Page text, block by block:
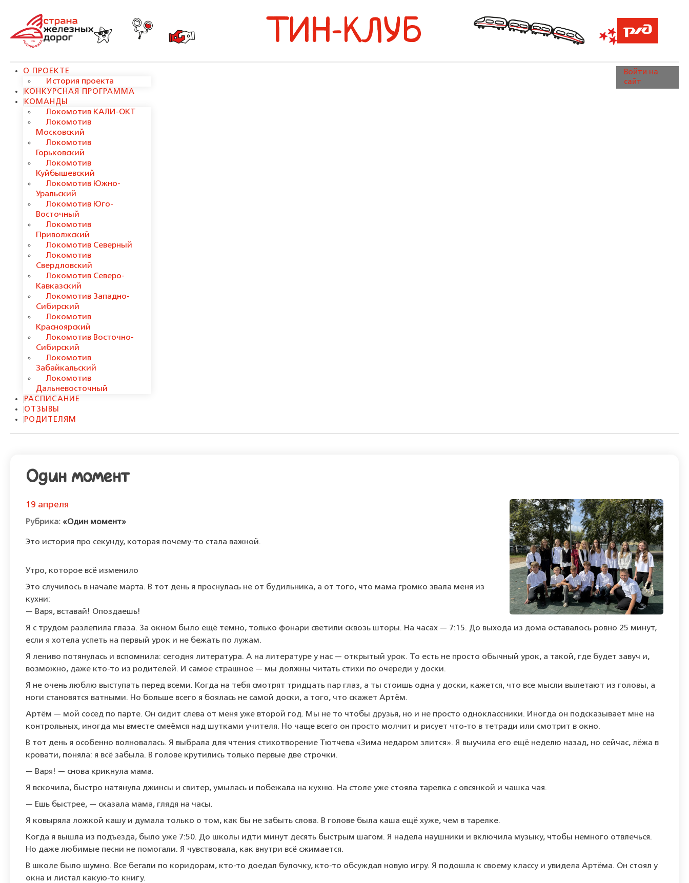
ТИН-КЛУБ
О ПРОЕКТЕ
История проекта
КОНКУРСНАЯ ПРОГРАММА
КОМАНДЫ
Локомотив КАЛИ-ОКТ
Локомотив
Московский
Локомотив
Горьковский
Локомотив
Куйбышевский
Локомотив Южно-
Уральский
Локомотив Юго-
Восточный
Локомотив
Приволжский
Локомотив Северный
Локомотив
Свердловский
Локомотив Северо-
Кавказский
Локомотив Западно-
Сибирский
Локомотив
Красноярский
Локомотив Восточно-
Сибирский
Локомотив
Забайкальский
Локомотив
Дальневосточный
РАСПИСАНИЕ
ОТЗЫВЫ
РОДИТЕЛЯМ
Войти на
сайт
Один момент
19 апреля
«Один момент»
Это история про секунду, которая почему-то стала важной.
Утро, которое всё изменило
Это случилось в начале марта. В тот день я проснулась не от будильника, а от того, что мама громко звала меня из
кухни:
— Варя, вставай! Опоздаешь!
Я с трудом разлепила глаза. За окном было ещё темно, только фонари светили сквозь шторы. На часах — 7:15. До выхода из дома оставалось ровно 25 минут,
если я хотела успеть на первый урок и не бежать по лужам.
Я лениво потянулась и вспомнила: сегодня литература. А на литературе у нас — открытый урок. То есть не просто обычный урок, а такой, где будет завуч и,
возможно, даже кто-то из родителей. И самое страшное — мы должны читать стихи по очереди у доски.
Я не очень люблю выступать перед всеми. Когда на тебя смотрят тридцать пар глаз, а ты стоишь одна у доски, кажется, что все мысли вылетают из головы, а
ноги становятся ватными. Но больше всего я боялась не самой доски, а того, что скажет Артём.
Артём — мой сосед по парте. Он сидит слева от меня уже второй год. Мы не то чтобы друзья, но и не просто одноклассники. Иногда он подсказывает мне на
контрольных, иногда мы вместе смеёмся над шутками учителя. Но чаще всего он просто молчит и рисует что-то в тетради или смотрит в окно.
В тот день я особенно волновалась. Я выбрала для чтения стихотворение Тютчева «Зима недаром злится». Я выучила его ещё неделю назад, но сейчас, лёжа в
кровати, поняла: я всё забыла. В голове крутились только первые две строчки.
— Варя! — снова крикнула мама.
Я вскочила, быстро натянула джинсы и свитер, умылась и побежала на кухню. На столе уже стояла тарелка с овсянкой и чашка чая.
— Ешь быстрее, — сказала мама, глядя на часы.
Я ковыряла ложкой кашу и думала только о том, как бы не забыть слова. В голове была каша ещё хуже, чем в тарелке.
Когда я вышла из подъезда, было уже 7:50. До школы идти минут десять быстрым шагом. Я надела наушники и включила музыку, чтобы немного отвлечься.
Но даже любимые песни не помогали. Я чувствовала, как внутри всё сжимается.
В школе было шумно. Все бегали по коридорам, кто-то доедал булочку, кто-то обсуждал новую игру. Я подошла к своему классу и увидела Артёма. Он стоял у
окна и листал какую-то книгу.